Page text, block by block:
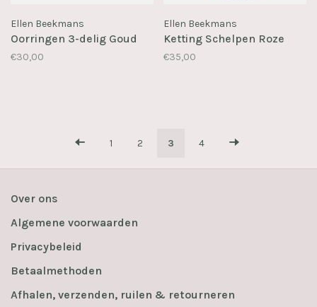
Ellen Beekmans
Oorringen 3-delig Goud
€30,00
Ellen Beekmans
Ketting Schelpen Roze
€35,00
1 2 3 4
Over ons
Algemene voorwaarden
Privacybeleid
Betaalmethoden
Afhalen, verzenden, ruilen & retourneren